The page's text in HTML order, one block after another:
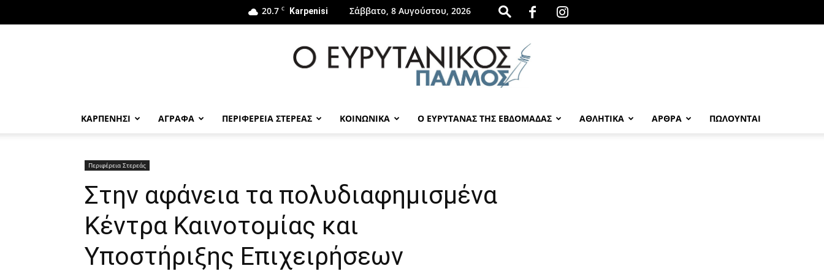
20.7 C Karpenisi Σάββατο, 8 Αυγούστου, 2026
ΚΑΡΠΕΝΗΣΙ ΑΓΡΑΦΑ ΠΕΡΙΦΕΡΕΙΑ ΣΤΕΡΕΑΣ ΚΟΙΝΩΝΙΚΑ Ο ΕΥΡΥΤΑΝΑΣ ΤΗΣ ΕΒΔΟΜΑΔΑΣ ΑΘΛΗΤΙΚΑ ΑΡΘΡΑ ΠΩΛΟΎΝΤΑΙ
Περιφέρεια Στερεάς
Στην αφάνεια τα πολυδιαφημισμένα
Κέντρα Καινοτομίας και
Υποστήριξης Επιχειρήσεων